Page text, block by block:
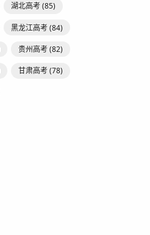
湖北高考(85)
黑龙江高考(84)
贵州高考(82)
甘肃高考(78)